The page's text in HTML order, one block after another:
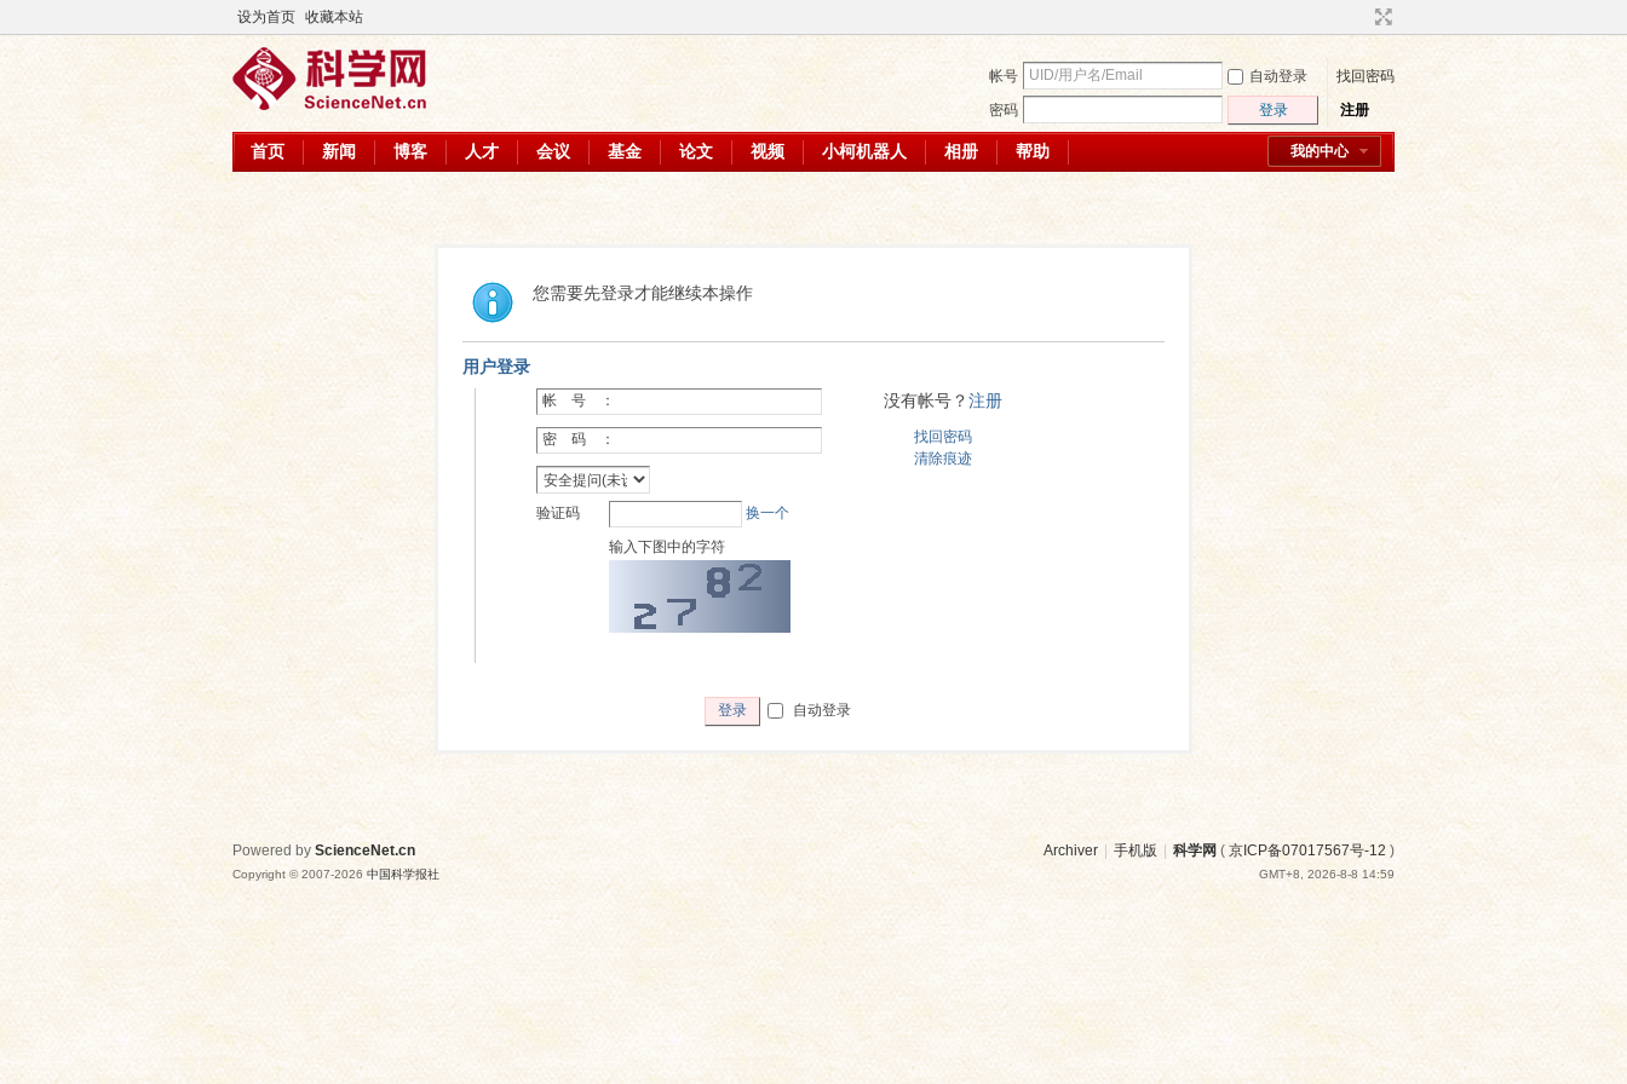
设为首页 收藏本站
帐号 自动登录
找回密码
密码
登录 注册
我的中心
首页 新闻 博客 人才 会议 基金 论文 视频 小柯机器人 相册 帮助
您需要先登录才能继续本操作
用户登录
帐 号 ：
密 码 ：
验证码
换一个
输入下图中的字符
没有帐号？注册
找回密码
清除痕迹
登录 自动登录
Archiver | 手机版 | 科学网 ( 京ICP备07017567号-12 )
GMT+8, 2026-8-8 14:59
Powered by ScienceNet.cn
Copyright © 2007-2026 中国科学报社